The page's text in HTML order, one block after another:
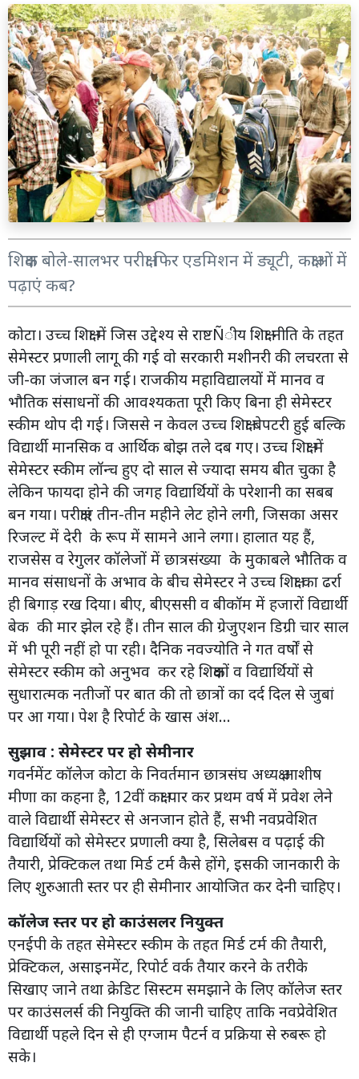
शिक्षक बोले-सालभर परीक्षा फिर एडमिशन में ड्यूटी, कक्षाओं में
पढ़ाएं कब?
कोटा। उच्च शिक्षा में जिस उद्देश्य से राष्टÑीय शिक्षा नीति के तहत
सेमेस्टर प्रणाली लागू की गई वो सरकारी मशीनरी की लचरता से
जी-का जंजाल बन गई। राजकीय महाविद्यालयों में मानव व
भौतिक संसाधनों की आवश्यकता पूरी किए बिना ही सेमेस्टर
स्कीम थोप दी गई। जिससे न केवल उच्च शिक्षा बेपटरी हुई बल्कि
विद्यार्थी मानसिक व आर्थिक बोझ तले दब गए। उच्च शिक्षा में
सेमेस्टर स्कीम लॉन्च हुए दो साल से ज्यादा समय बीत चुका है
लेकिन फायदा होने की जगह विद्यार्थियों के परेशानी का सबब
बन गया। परीक्षाएं तीन-तीन महीने लेट होने लगी, जिसका असर
रिजल्ट में देरी के रूप में सामने आने लगा। हालात यह हैं,
राजसेस व रेगुलर कॉलेजों में छात्रसंख्या के मुकाबले भौतिक व
मानव संसाधनों के अभाव के बीच सेमेस्टर ने उच्च शिक्षा का ढर्रा
ही बिगाड़ रख दिया। बीए, बीएससी व बीकॉम में हजारों विद्यार्थी
बेक की मार झेल रहे हैं। तीन साल की ग्रेजुएशन डिग्री चार साल
में भी पूरी नहीं हो पा रही। दैनिक नवज्योति ने गत वर्षों से
सेमेस्टर स्कीम को अनुभव कर रहे शिक्षकों व विद्यार्थियों से
सुधारात्मक नतीजों पर बात की तो छात्रों का दर्द दिल से जुबां
पर आ गया। पेश है रिपोर्ट के खास अंश...
सुझाव : सेमेस्टर पर हो सेमीनार
गवर्नमेंट कॉलेज कोटा के निवर्तमान छात्रसंघ अध्यक्ष आशीष
मीणा का कहना है, 12वीं कक्षा पार कर प्रथम वर्ष में प्रवेश लेने
वाले विद्यार्थी सेमेस्टर से अनजान होते हैं, सभी नवप्रवेशित
विद्यार्थियों को सेमेस्टर प्रणाली क्या है, सिलेबस व पढ़ाई की
तैयारी, प्रेक्टिकल तथा मिर्ड टर्म कैसे होंगे, इसकी जानकारी के
लिए शुरुआती स्तर पर ही सेमीनार आयोजित कर देनी चाहिए।
कॉलेज स्तर पर हो काउंसलर नियुक्त
एनईपी के तहत सेमेस्टर स्कीम के तहत मिर्ड टर्म की तैयारी,
प्रेक्टिकल, असाइनमेंट, रिपोर्ट वर्क तैयार करने के तरीके
सिखाए जाने तथा क्रेडिट सिस्टम समझाने के लिए कॉलेज स्तर
पर काउंसलर्स की नियुक्ति की जानी चाहिए ताकि नवप्रेवेशित
विद्यार्थी पहले दिन से ही एग्जाम पैटर्न व प्रक्रिया से रुबरू हो
सके।